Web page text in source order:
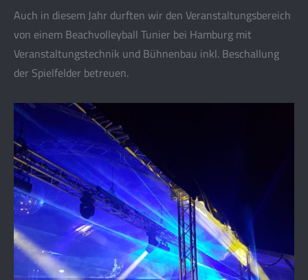
Auch in diesem Jahr durften wir den Veranstaltungsbereich
von einem Beachvolleyball Tunier bei Hamburg mit
Veranstaltungstechnik und Bühnenbau inkl. Beschallung
der Spielfelder betreuen.